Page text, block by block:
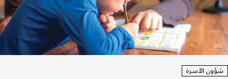
شؤون الأسرة